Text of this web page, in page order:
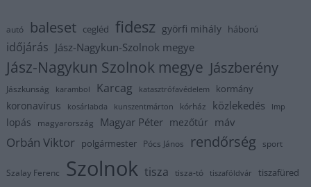
autó baleset cegléd fidesz györfi mihály háború
időjárás Jász-Nagykun-Szolnok megye
Jász-Nagykun Szolnok megye Jászberény
Jászkunság karambol Karcag katasztrófavédelem kormány
koronavírus kosárlabda kunszentmárton kórház közlekedés lmp
lopás magyarország Magyar Péter mezőtúr máv
Orbán Viktor polgármester Pócs János rendőrség sport
Szalay Ferenc Szolnok tisza tisza-tó tiszaföldvár tiszafüred